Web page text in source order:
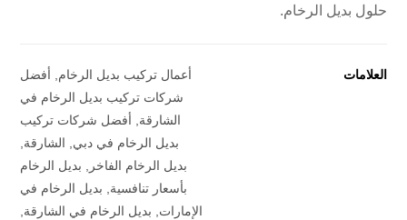
حلول بديل الرخام.
العلامات أعمال تركيب بديل الرخام, أفضل
شركات تركيب بديل الرخام في
الشارقة, أفضل شركات تركيب
بديل الرخام في دبي, الشارقة,
بديل الرخام الفاخر , بديل الرخام
بأسعار تنافسية, بديل الرخام في
الإمارات, بديل الرخام في الشارقة,